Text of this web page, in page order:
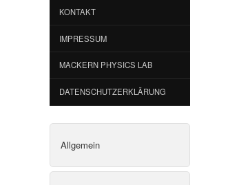
KONTAKT
IMPRESSUM
MACKERN PHYSICS LAB
DATENSCHUTZERKLÄRUNG
Allgemein